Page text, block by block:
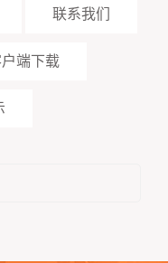
联系我们
户端下载